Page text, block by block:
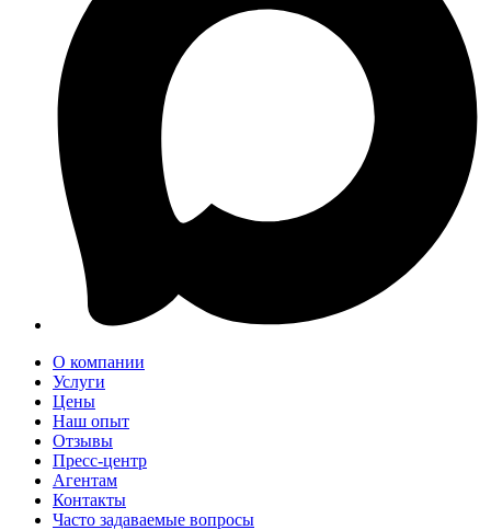
О компании
Услуги
Цены
Наш опыт
Отзывы
Пресс-центр
Агентам
Контакты
Часто задаваемые вопросы